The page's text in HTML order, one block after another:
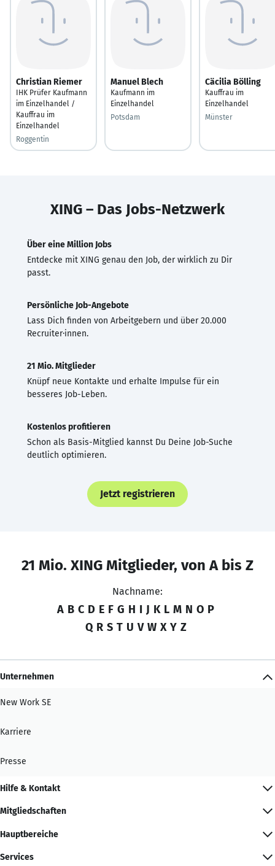
Christian Riemer
IHK Prüfer Kaufmann
im Einzelhandel /
Kauffrau im
Einzelhandel
Roggentin
Manuel Blech
Kaufmann im
Einzelhandel
Potsdam
Cäcilia Bölling
Kauffrau im
Einzelhandel
Münster
XING – Das Jobs-Netzwerk
Über eine Million Jobs
Entdecke mit XING genau den Job, der wirklich zu Dir
passt.
Persönliche Job-Angebote
Lass Dich finden von Arbeitgebern und über 20.000
Recruiter·innen.
21 Mio. Mitglieder
Knüpf neue Kontakte und erhalte Impulse für ein
besseres Job-Leben.
Kostenlos profitieren
Schon als Basis-Mitglied kannst Du Deine Job-Suche
deutlich optimieren.
Jetzt registrieren
21 Mio. XING Mitglieder, von A bis Z
Nachname:
A B C D E F G H I J K L M N O P
Q R S T U V W X Y Z
Unternehmen
New Work SE
Karriere
Presse
Hilfe & Kontakt
Mitgliedschaften
Hauptbereiche
Services